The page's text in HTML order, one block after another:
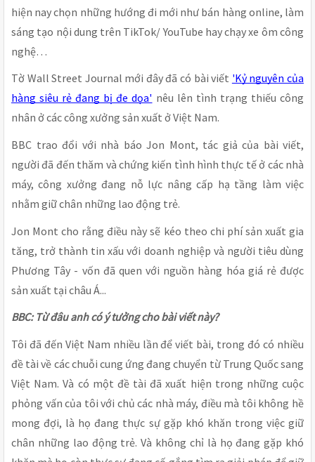
hiện nay chọn những hướng đi mới như bán hàng online, làm
sáng tạo nội dung trên TikTok/ YouTube hay chạy xe ôm công
nghệ…
Tờ Wall Street Journal mới đây đã có bài viết 'Kỷ nguyên của
hàng siêu rẻ đang bị đe dọa' nêu lên tình trạng thiếu công
nhân ở các công xưởng sản xuất ở Việt Nam.
BBC trao đổi với nhà báo Jon Mont, tác giả của bài viết,
người đã đến thăm và chứng kiến tình hình thực tế ở các nhà
máy, công xưởng đang nỗ lực nâng cấp hạ tầng làm việc
nhằm giữ chân những lao động trẻ.
Jon Mont cho rằng điều này sẽ kéo theo chi phí sản xuất gia
tăng, trở thành tin xấu với doanh nghiệp và người tiêu dùng
Phương Tây - vốn đã quen với nguồn hàng hóa giá rẻ được
sản xuất tại châu Á...
BBC: Từ đâu anh có ý tưởng cho bài viết này?
Tôi đã đến Việt Nam nhiều lần để viết bài, trong đó có nhiều
đề tài về các chuỗi cung ứng đang chuyển từ Trung Quốc sang
Việt Nam. Và có một đề tài đã xuất hiện trong những cuộc
phỏng vấn của tôi với chủ các nhà máy, điều mà tôi không hề
mong đợi, là họ đang thực sự gặp khó khăn trong việc giữ
chân những lao động trẻ. Và không chỉ là họ đang gặp khó